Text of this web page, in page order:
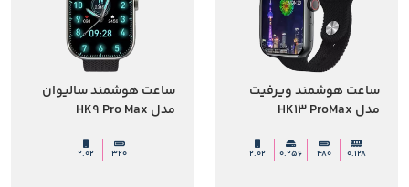
ساعت هوشمند ویرفیت
مدل HK13 ProMax
0.128
480
0.256
2.02
ساعت هوشمند سالیوان
مدل HK9 Pro Max
320
2.02